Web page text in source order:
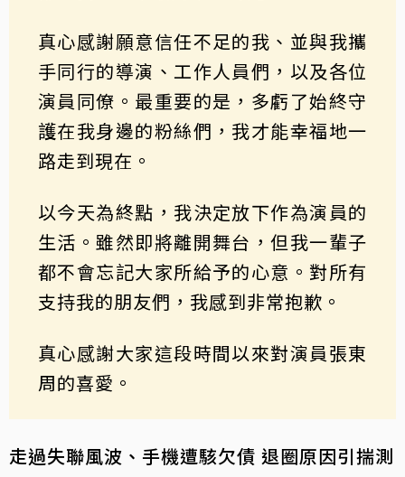
真心感謝願意信任不足的我、並與我攜
手同行的導演、工作人員們，以及各位
演員同僚。最重要的是，多虧了始終守
護在我身邊的粉絲們，我才能幸福地一
路走到現在。
以今天為終點，我決定放下作為演員的
生活。雖然即將離開舞台，但我一輩子
都不會忘記大家所給予的心意。對所有
支持我的朋友們，我感到非常抱歉。
真心感謝大家這段時間以來對演員張東
周的喜愛。
走過失聯風波、手機遭駭欠債 退圈原因引揣測